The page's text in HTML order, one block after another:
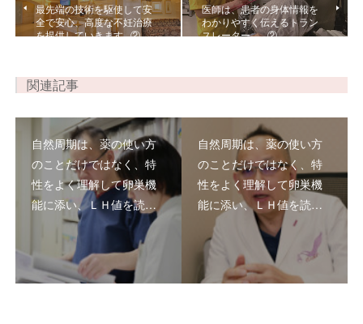
最先端の技術を駆使して安
全で安心、高度な不妊治療
を提供していきます...②
医師は、患者の身体情報を
わかりやすく伝えるトラン
スレーター。...②
関連記事
自然周期は、薬の使い方
のことだけではなく、特
性をよく理解して卵巣機
能に添い、ＬＨ値を読…
自然周期は、薬の使い方
のことだけではなく、特
性をよく理解して卵巣機
能に添い、ＬＨ値を読…